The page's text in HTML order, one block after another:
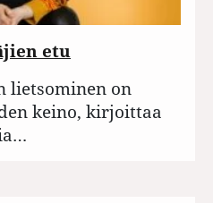
etu
lietsominen on
keino, kirjoittaa